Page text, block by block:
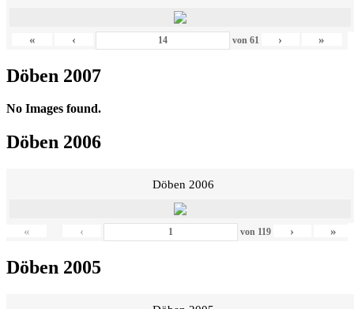
« ‹ von 61 › »
Döben 2007
No Images found.
Döben 2006
Döben 2006
« ‹ von 119 › »
Döben 2005